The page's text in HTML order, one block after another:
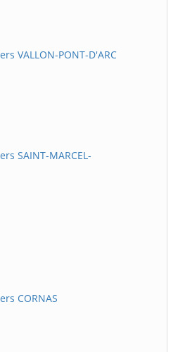
VALLON-PONT-D'ARC
SAINT-MARCEL-
CORNAS